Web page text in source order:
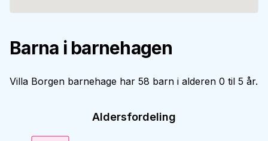
Barna i barnehagen
Villa Borgen barnehage har 58 barn i alderen 0 til 5 år.
Aldersfordeling